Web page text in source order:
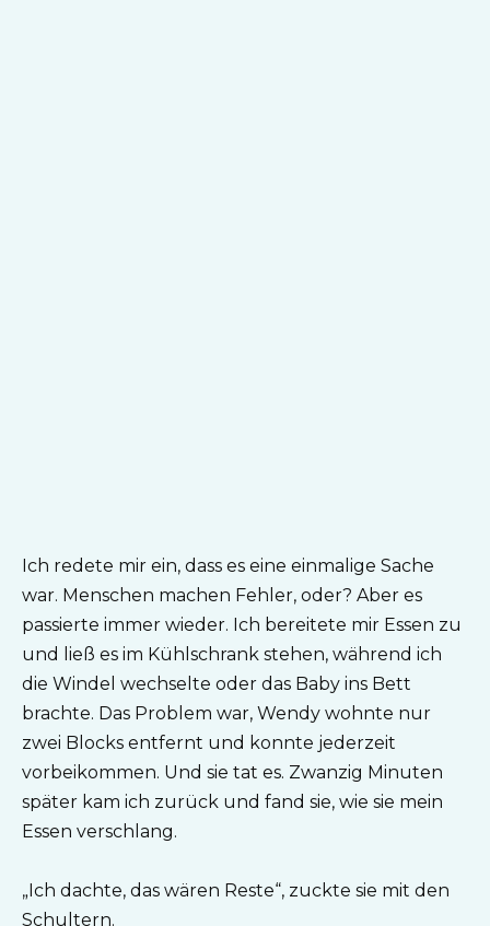
Ich redete mir ein, dass es eine einmalige Sache
war. Menschen machen Fehler, oder? Aber es
passierte immer wieder. Ich bereitete mir Essen zu
und ließ es im Kühlschrank stehen, während ich
die Windel wechselte oder das Baby ins Bett
brachte. Das Problem war, Wendy wohnte nur
zwei Blocks entfernt und konnte jederzeit
vorbeikommen. Und sie tat es. Zwanzig Minuten
später kam ich zurück und fand sie, wie sie mein
Essen verschlang.
„Ich dachte, das wären Reste“, zuckte sie mit den
Schultern.